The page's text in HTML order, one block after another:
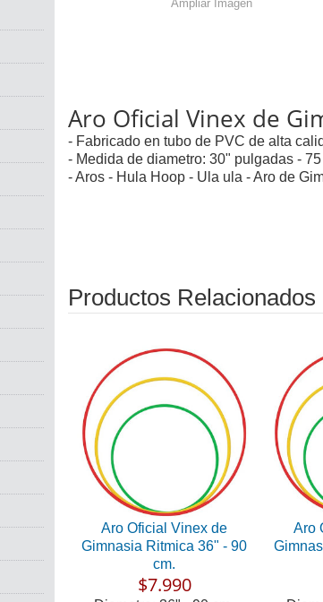
Ampliar Imagen
Aro Oficial Vinex de
- Fabricado en tubo de PVC de alta
- Medida de diametro: 30" pulgadas - 75
- Aros - Hula Hoop - Ula ula - Aro de
Productos Relacionados
Aro Oficial Vinex de
Gimnasia Ritmica 36" - 90
cm.
$7.990
Aro